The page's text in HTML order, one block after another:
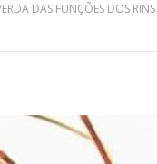
DAS FUNÇÕES DOS RINS